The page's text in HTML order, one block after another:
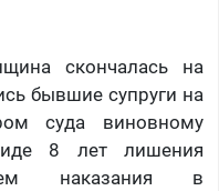
скончалась на
бывшие супруги на
суда виновному
8 лет лишения
наказания в